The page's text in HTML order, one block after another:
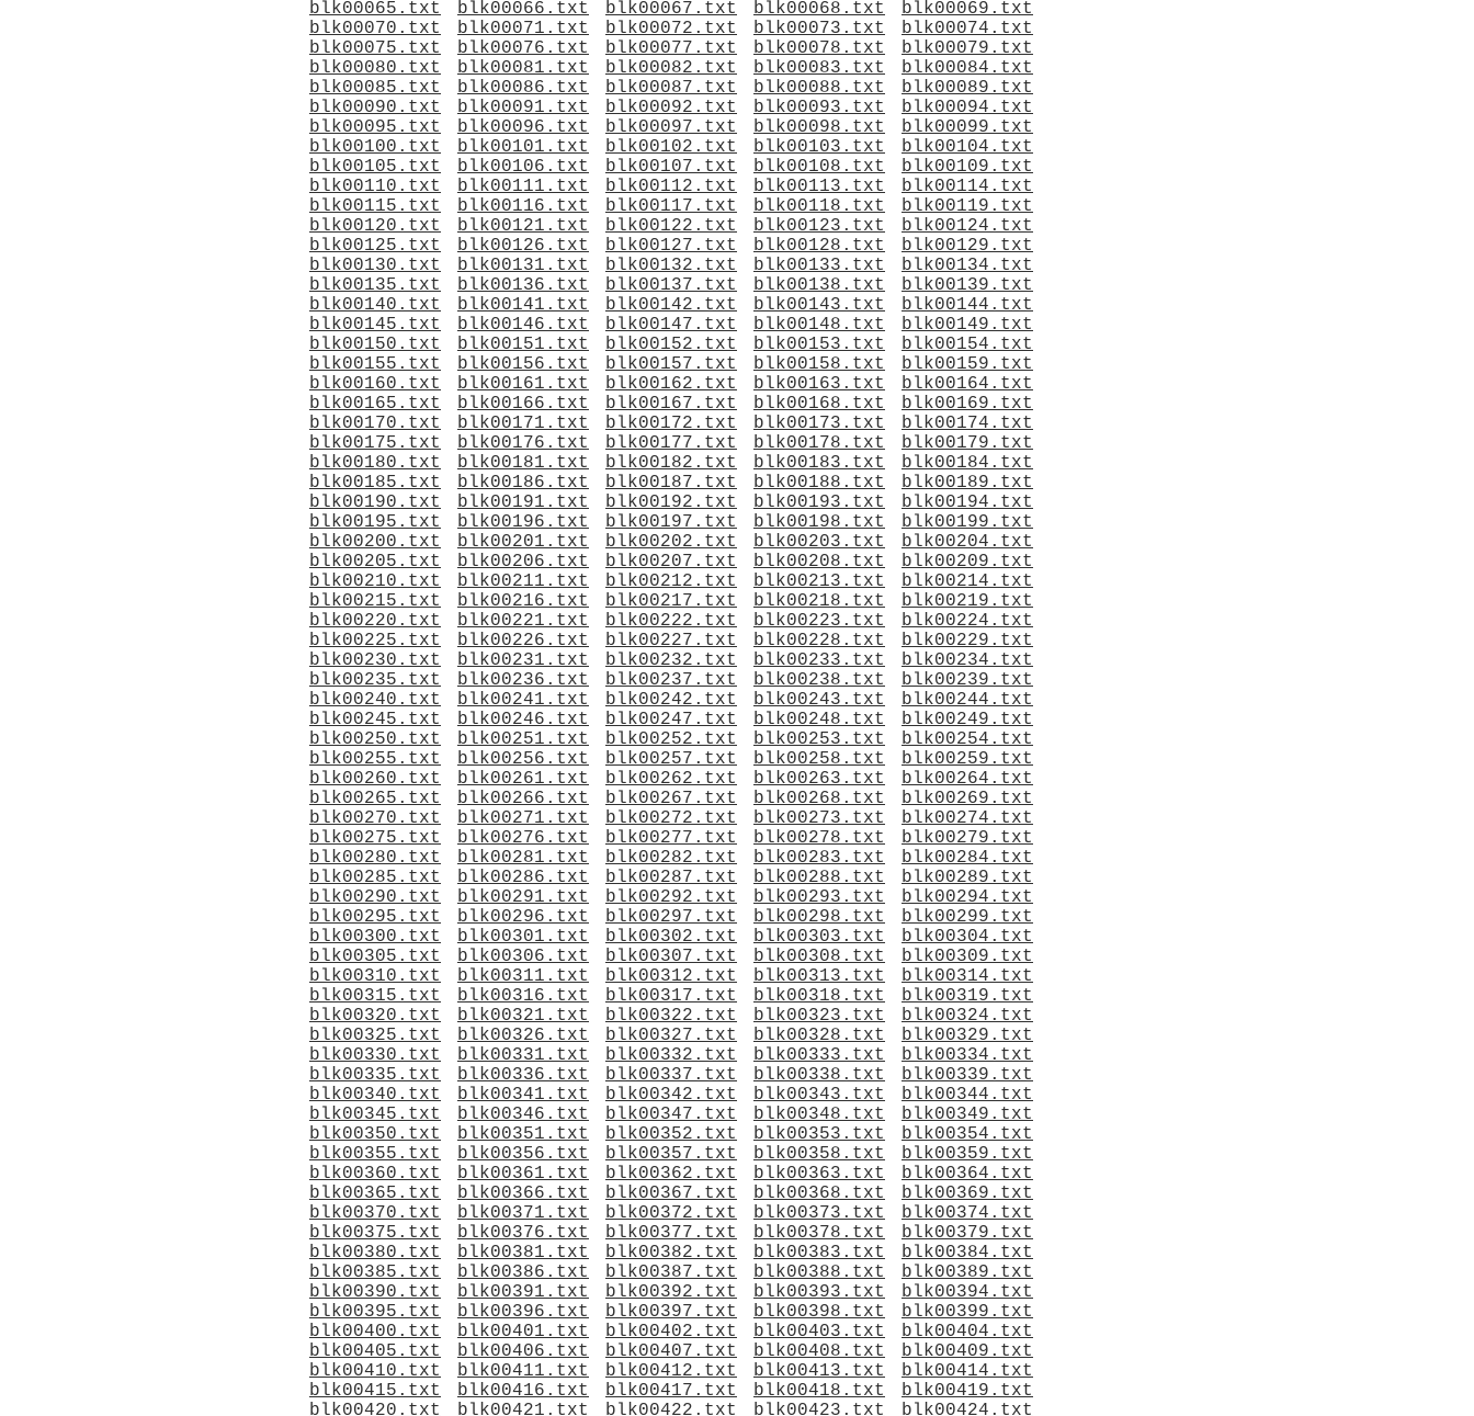
blk00065.txt
blk00066.txt blk00067.txt blk00068.txt
blk00069.txt
blk00070.txt
blk00071.txt blk00072.txt blk00073.txt
blk00074.txt
blk00075.txt
blk00076.txt blk00077.txt blk00078.txt
blk00079.txt
blk00080.txt
blk00081.txt blk00082.txt blk00083.txt
blk00084.txt
blk00085.txt
blk00086.txt blk00087.txt blk00088.txt
blk00089.txt
blk00090.txt
blk00091.txt blk00092.txt blk00093.txt
blk00094.txt
blk00095.txt
blk00096.txt blk00097.txt blk00098.txt
blk00099.txt
blk00100.txt
blk00101.txt blk00102.txt blk00103.txt
blk00104.txt
blk00105.txt
blk00106.txt blk00107.txt blk00108.txt
blk00109.txt
blk00110.txt
blk00111.txt blk00112.txt blk00113.txt
blk00114.txt
blk00115.txt
blk00116.txt blk00117.txt blk00118.txt
blk00119.txt
blk00120.txt
blk00121.txt blk00122.txt blk00123.txt
blk00124.txt
blk00125.txt
blk00126.txt blk00127.txt blk00128.txt
blk00129.txt
blk00130.txt
blk00131.txt blk00132.txt blk00133.txt
blk00134.txt
blk00135.txt
blk00136.txt blk00137.txt blk00138.txt
blk00139.txt
blk00140.txt
blk00141.txt blk00142.txt blk00143.txt
blk00144.txt
blk00145.txt
blk00146.txt blk00147.txt blk00148.txt
blk00149.txt
blk00150.txt
blk00151.txt blk00152.txt blk00153.txt
blk00154.txt
blk00155.txt
blk00156.txt blk00157.txt blk00158.txt
blk00159.txt
blk00160.txt
blk00161.txt blk00162.txt blk00163.txt
blk00164.txt
blk00165.txt
blk00166.txt blk00167.txt blk00168.txt
blk00169.txt
blk00170.txt
blk00171.txt blk00172.txt blk00173.txt
blk00174.txt
blk00175.txt
blk00176.txt blk00177.txt blk00178.txt
blk00179.txt
blk00180.txt
blk00181.txt blk00182.txt blk00183.txt
blk00184.txt
blk00185.txt
blk00186.txt blk00187.txt blk00188.txt
blk00189.txt
blk00190.txt
blk00191.txt blk00192.txt blk00193.txt
blk00194.txt
blk00195.txt
blk00196.txt blk00197.txt blk00198.txt
blk00199.txt
blk00200.txt
blk00201.txt blk00202.txt blk00203.txt
blk00204.txt
blk00205.txt
blk00206.txt blk00207.txt blk00208.txt
blk00209.txt
blk00210.txt
blk00211.txt blk00212.txt blk00213.txt
blk00214.txt
blk00215.txt
blk00216.txt blk00217.txt blk00218.txt
blk00219.txt
blk00220.txt
blk00221.txt blk00222.txt blk00223.txt
blk00224.txt
blk00225.txt
blk00226.txt blk00227.txt blk00228.txt
blk00229.txt
blk00230.txt
blk00231.txt blk00232.txt blk00233.txt
blk00234.txt
blk00235.txt
blk00236.txt blk00237.txt blk00238.txt
blk00239.txt
blk00240.txt
blk00241.txt blk00242.txt blk00243.txt
blk00244.txt
blk00245.txt
blk00246.txt blk00247.txt blk00248.txt
blk00249.txt
blk00250.txt
blk00251.txt blk00252.txt blk00253.txt
blk00254.txt
blk00255.txt
blk00256.txt blk00257.txt blk00258.txt
blk00259.txt
blk00260.txt
blk00261.txt blk00262.txt blk00263.txt
blk00264.txt
blk00265.txt
blk00266.txt blk00267.txt blk00268.txt
blk00269.txt
blk00270.txt
blk00271.txt blk00272.txt blk00273.txt
blk00274.txt
blk00275.txt
blk00276.txt blk00277.txt blk00278.txt
blk00279.txt
blk00280.txt
blk00281.txt blk00282.txt blk00283.txt
blk00284.txt
blk00285.txt
blk00286.txt blk00287.txt blk00288.txt
blk00289.txt
blk00290.txt
blk00291.txt blk00292.txt blk00293.txt
blk00294.txt
blk00295.txt
blk00296.txt blk00297.txt blk00298.txt
blk00299.txt
blk00300.txt
blk00301.txt blk00302.txt blk00303.txt
blk00304.txt
blk00305.txt
blk00306.txt blk00307.txt blk00308.txt
blk00309.txt
blk00310.txt
blk00311.txt blk00312.txt blk00313.txt
blk00314.txt
blk00315.txt
blk00316.txt blk00317.txt blk00318.txt
blk00319.txt
blk00320.txt
blk00321.txt blk00322.txt blk00323.txt
blk00324.txt
blk00325.txt
blk00326.txt blk00327.txt blk00328.txt
blk00329.txt
blk00330.txt
blk00331.txt blk00332.txt blk00333.txt
blk00334.txt
blk00335.txt
blk00336.txt blk00337.txt blk00338.txt
blk00339.txt
blk00340.txt
blk00341.txt blk00342.txt blk00343.txt
blk00344.txt
blk00345.txt
blk00346.txt blk00347.txt blk00348.txt
blk00349.txt
blk00350.txt
blk00351.txt blk00352.txt blk00353.txt
blk00354.txt
blk00355.txt
blk00356.txt blk00357.txt blk00358.txt
blk00359.txt
blk00360.txt
blk00361.txt blk00362.txt blk00363.txt
blk00364.txt
blk00365.txt
blk00366.txt blk00367.txt blk00368.txt
blk00369.txt
blk00370.txt
blk00371.txt blk00372.txt blk00373.txt
blk00374.txt
blk00375.txt
blk00376.txt blk00377.txt blk00378.txt
blk00379.txt
blk00380.txt
blk00381.txt blk00382.txt blk00383.txt
blk00384.txt
blk00385.txt
blk00386.txt blk00387.txt blk00388.txt
blk00389.txt
blk00390.txt
blk00391.txt blk00392.txt blk00393.txt
blk00394.txt
blk00395.txt
blk00396.txt blk00397.txt blk00398.txt
blk00399.txt
blk00400.txt
blk00401.txt blk00402.txt blk00403.txt
blk00404.txt
blk00405.txt
blk00406.txt blk00407.txt blk00408.txt
blk00409.txt
blk00410.txt
blk00411.txt blk00412.txt blk00413.txt
blk00414.txt
blk00415.txt
blk00416.txt blk00417.txt blk00418.txt
blk00419.txt
blk00420.txt
blk00421.txt blk00422.txt blk00423.txt
blk00424.txt